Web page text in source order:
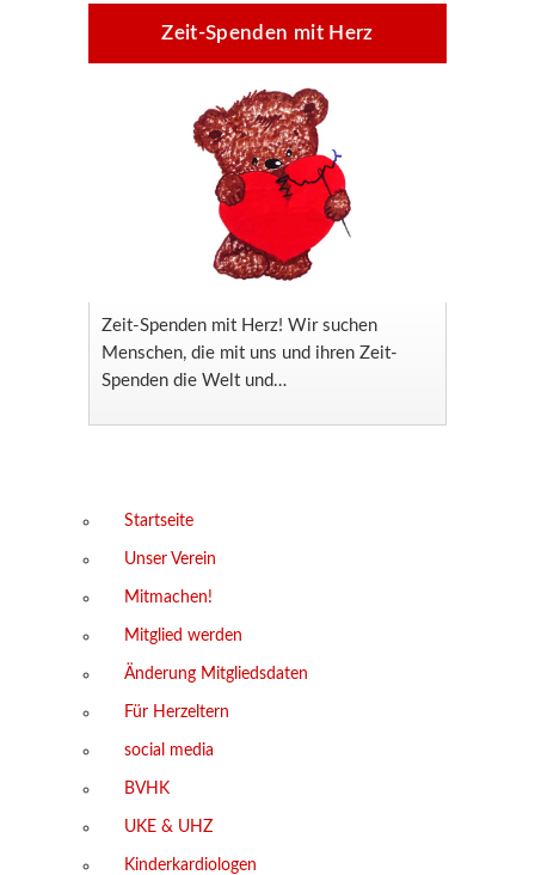
Zeit-Spenden mit Herz
Zeit-Spenden mit Herz! Wir suchen
Menschen, die mit uns und ihren Zeit-
Spenden die Welt und…
Startseite
Unser Verein
Mitmachen!
Mitglied werden
Änderung Mitgliedsdaten
Für Herzeltern
social media
BVHK
UKE & UHZ
Kinderkardiologen